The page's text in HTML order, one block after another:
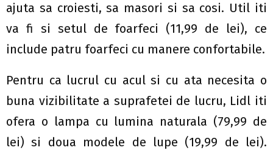
ajuta sa croiesti, sa masori si sa cosi. Util iti
va fi si setul de foarfeci (11,99 de lei), ce
include patru foarfeci cu manere confortabile.
Pentru ca lucrul cu acul si cu ata necesita o
buna vizibilitate a suprafetei de lucru, Lidl iti
ofera o lampa cu lumina naturala (79,99 de
lei) si doua modele de lupe (19,99 de lei).